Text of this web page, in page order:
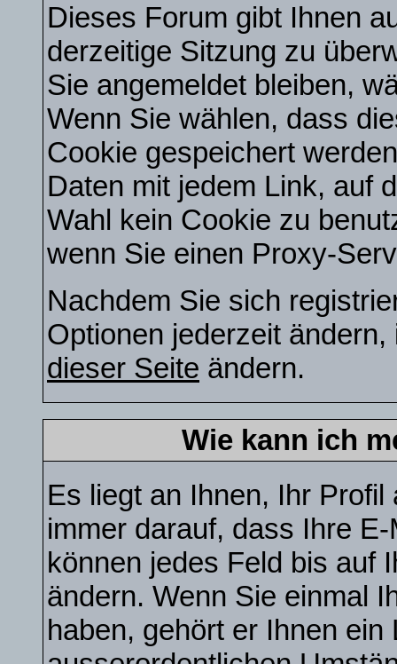
Dieses Forum gibt Ihnen
derzeitige Sitzung zu
Sie angemeldet bleiben,
Wenn Sie wählen, dass
Cookie gespeichert
Daten mit jedem Link, auf
Wahl kein Cookie zu
wenn Sie einen Proxy-
Nachdem Sie sich
Optionen jederzeit
dieser Seite ändern.
Wie kann ich
Es liegt an Ihnen, Ihr
immer darauf, dass Ihre
können jedes Feld bis auf
ändern. Wenn Sie einmal
haben, gehört er Ihnen ein